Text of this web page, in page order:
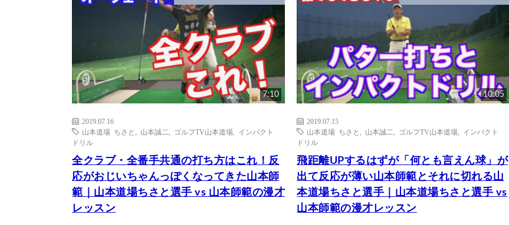
7:10
2019.07.16
山本道場 ちさと
山本誠二 ゴルフTV山本道場
インパクト
ドリル
全クラブ・全番手共通の打ち方はこれ！反
応がおじいちゃんっぽくなってきた山本師
範｜山本道場ちさと選手 vs 山本師範の漫才
レッスン
10:05
2019.07.15
山本道場 ちさと
山本誠二 ゴルフTV山本道場
インパクト
ドリル
飛距離UPするはずが「何とも言えん球」が
出て反応が薄い山本師範とそれに切れる山
本道場ちさと選手｜山本道場ちさと選手 vs
山本師範の漫才レッスン